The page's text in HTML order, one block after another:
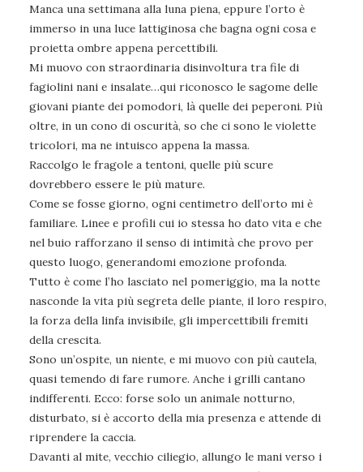
Manca una settimana alla luna piena, eppure l’orto è
immerso in una luce lattiginosa che bagna ogni cosa e
proietta ombre appena percettibili.
Mi muovo con straordinaria disinvoltura tra file di
fagiolini nani e insalate…qui riconosco le sagome delle
giovani piante dei pomodori, là quelle dei peperoni. Più
oltre, in un cono di oscurità, so che ci sono le violette
tricolori, ma ne intuisco appena la massa.
Raccolgo le fragole a tentoni, quelle più scure
dovrebbero essere le più mature.
Come se fosse giorno, ogni centimetro dell’orto mi è
familiare. Linee e profili cui io stessa ho dato vita e che
nel buio rafforzano il senso di intimità che provo per
questo luogo, generandomi emozione profonda.
Tutto è come l’ho lasciato nel pomeriggio, ma la notte
nasconde la vita più segreta delle piante, il loro respiro,
la forza della linfa invisibile, gli impercettibili fremiti
della crescita.
Sono un’ospite, un niente, e mi muovo con più cautela,
quasi temendo di fare rumore. Anche i grilli cantano
indifferenti. Ecco: forse solo un animale notturno,
disturbato, si è accorto della mia presenza e attende di
riprendere la caccia.
Davanti al mite, vecchio ciliegio, allungo le mani verso i